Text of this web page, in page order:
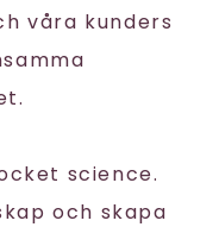
våra kunders
science.
och skapa